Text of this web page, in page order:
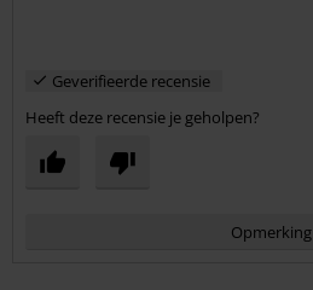
Geverifieerde recensie
Heeft deze recensie je geholpen?
Opmerking